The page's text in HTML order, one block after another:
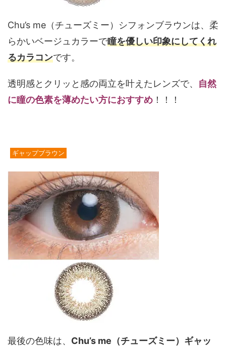
Chu’s me（チューズミー）シフォンブラウンは、柔
らかいベージュカラーで瞳を優しい印象にしてくれ
るカラコンです。
透明感とクリッと感の両立を叶えたレンズで、 自然
に瞳の色素を薄めたい方におすすめ ！！！
ギャップブラウン
最後の色味は、 Chu’s me（チューズミー）ギャッ